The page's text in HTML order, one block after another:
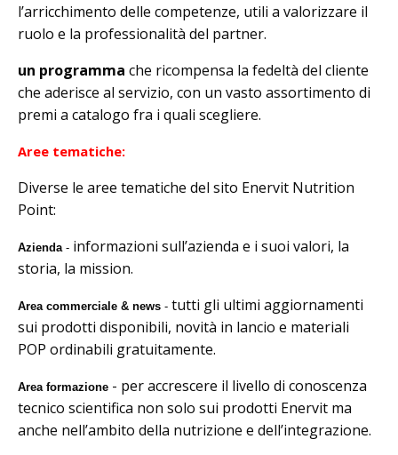
l’arricchimento delle competenze, utili a valorizzare il
ruolo e la professionalità del partner.
un programma che ricompensa la fedeltà del cliente
che aderisce al servizio, con un vasto assortimento di
premi a catalogo fra i quali scegliere.
Aree tematiche:
Diverse le aree tematiche del sito Enervit Nutrition
Point:
Azienda - informazioni sull’azienda e i suoi valori, la
storia, la mission.
Area commerciale & news - tutti gli ultimi aggiornamenti
sui prodotti disponibili, novità in lancio e materiali
POP ordinabili gratuitamente.
Area formazione - per accrescere il livello di conoscenza
tecnico scientifica non solo sui prodotti Enervit ma
anche nell’ambito della nutrizione e dell’integrazione.